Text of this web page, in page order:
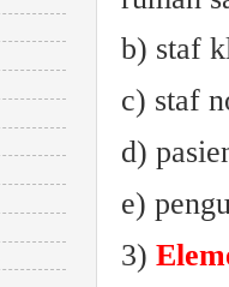
b) staf
c) staf
d)
e)
3)